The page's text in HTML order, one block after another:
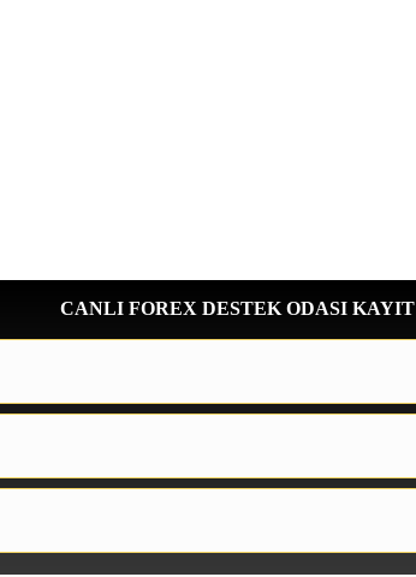
CANLI FOREX DESTEK ODASI KAYIT